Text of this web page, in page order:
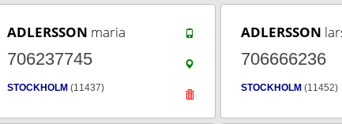
ADLERSSON maria
706237745
STOCKHOLM (11437)
ADLERSSON
706666236
STOCKHOLM (11452)